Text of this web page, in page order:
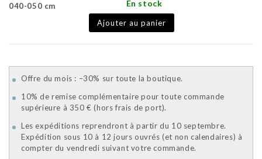
040-050 cm En stock
Ajouter au panier
Offre du mois : –30% sur toute la boutique.
10% de remise complémentaire pour toute commande
supérieure à 350 € (hors frais de port).
Les expéditions reprendront à partir du 10 septembre.
Expédition sous 10 à 12 jours ouvrés (et non calendaires) à
compter du vendredi suivant votre commande.